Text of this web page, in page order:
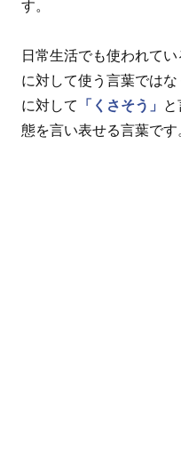
す。
日常生活でも使われて
に対して使う言葉では
に対して
「くさそう」
態を言い表せる言葉です